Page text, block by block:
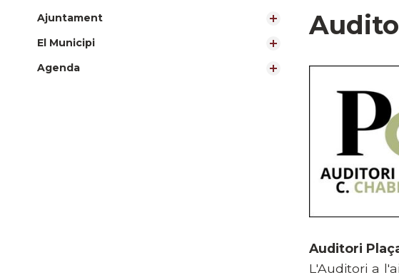
Ajuntament
El Municipi
Agenda
Auditori
L'Auditori a